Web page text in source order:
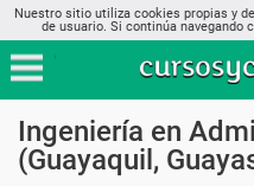
Nuestro sitio utiliza cookies propias y
de usuario. Si continúa navegando
Ingeniería en
(Guayaquil,